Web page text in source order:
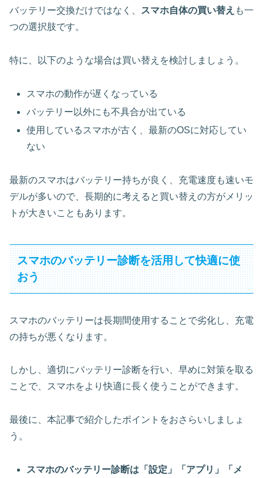
バッテリー交換だけではなく、 スマホ自体の買い替え も一
つの選択肢です。
特に、以下のような場合は買い替えを検討しましょう。
スマホの動作が遅くなっている
バッテリー以外にも不具合が出ている
使用しているスマホが古く、最新のOSに対応してい
ない
最新のスマホはバッテリー持ちが良く、充電速度も速いモ
デルが多いので、長期的に考えると買い替えの方がメリッ
トが大きいこともあります。
スマホのバッテリー診断を活用して快適に使
おう
スマホのバッテリーは長期間使用することで劣化し、充電
の持ちが悪くなります。
しかし、適切にバッテリー診断を行い、早めに対策を取る
ことで、スマホをより快適に長く使うことができます。
最後に、本記事で紹介したポイントをおさらいしましょ
う。
スマホのバッテリー診断は「設定」「アプリ」「メ